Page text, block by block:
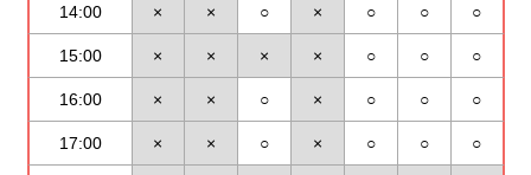
14:00 × × ○ × ○ ○ ○
15:00 × × × × ○ ○ ○
16:00 × × ○ × ○ ○ ○
17:00 × × ○ × ○ ○ ○